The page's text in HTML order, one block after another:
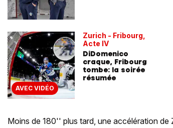
AVEC VIDÉO
Zurich - Fribourg,
Acte IV
DiDomenico
craque, Fribourg
tombe: la soirée
résumée
Moins de 180'' plus tard, une accélération